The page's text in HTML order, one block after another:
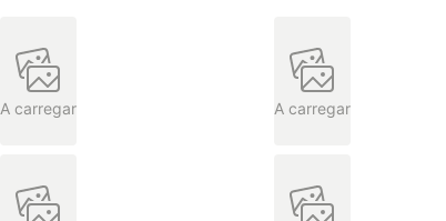
A carregar A carregar